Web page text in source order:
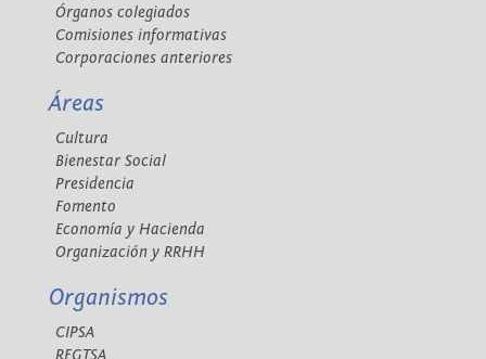
Órganos colegiados
Comisiones informativas
Corporaciones anteriores
Áreas
Cultura
Bienestar Social
Presidencia
Fomento
Economía y Hacienda
Organización y RRHH
Organismos
CIPSA
REGTSA